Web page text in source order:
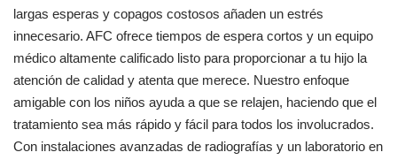
largas esperas y copagos costosos añaden un estrés
innecesario. AFC ofrece tiempos de espera cortos y un equipo
médico altamente calificado listo para proporcionar a tu hijo la
atención de calidad y atenta que merece. Nuestro enfoque
amigable con los niños ayuda a que se relajen, haciendo que el
tratamiento sea más rápido y fácil para todos los involucrados.
Con instalaciones avanzadas de radiografías y un laboratorio en